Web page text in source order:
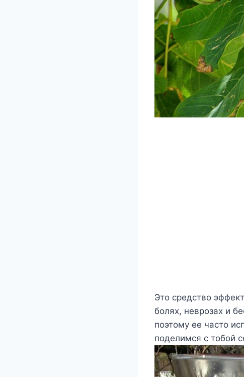
Это средство
болях, неврозах и
поэтому ее часто
поделимся с тобой